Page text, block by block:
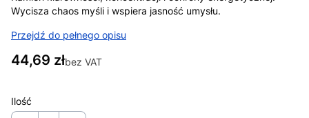
Wycisza chaos myśli i wspiera jasność umysłu.
Przejdź do pełnego opisu
Cena
44,69 złbez VAT
Ilość